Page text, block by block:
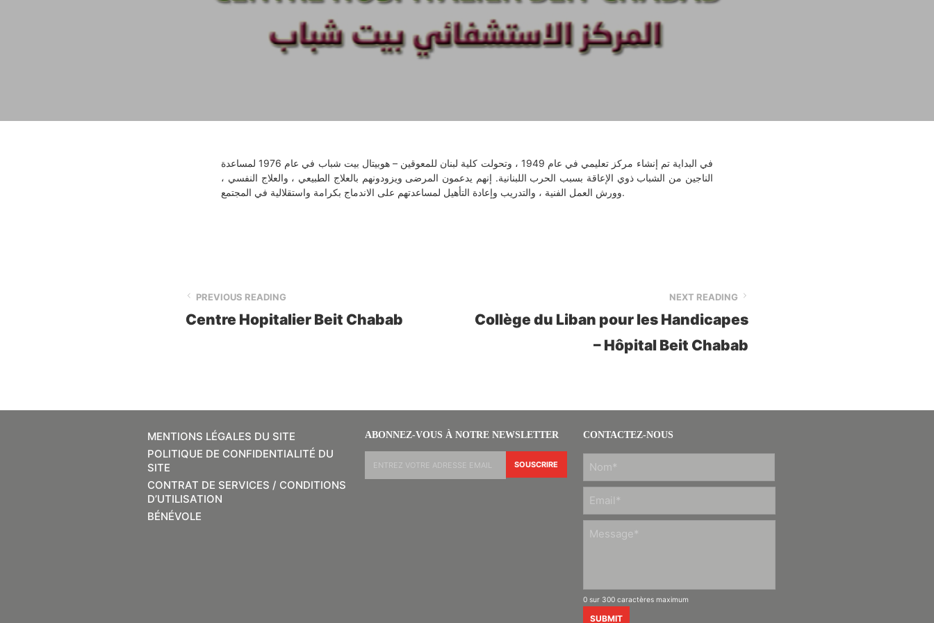
في البداية تم إنشاء مركز تعليمي في عام 1949 ، وتحولت كلية لبنان للمعوقين – هوبيتال بيت شباب في عام 1976 لمساعدة
الناجين من الشباب ذوي الإعاقة بسبب الحرب اللبنانية. إنهم يدعمون المرضى ويزودونهم بالعلاج الطبيعي ، والعلاج النفسي ،
وورش العمل الفنية ، والتدريب وإعادة التأهيل لمساعدتهم على الاندماج بكرامة واستقلالية في المجتمع.
PREVIOUS READING
Centre Hopitalier Beit Chabab
NEXT READING
Collège du Liban pour les Handicapes
– Hôpital Beit Chabab
MENTIONS LÉGALES DU SITE
POLITIQUE DE CONFIDENTIALITÉ DU
SITE
CONTRAT DE SERVICES / CONDITIONS
D’UTILISATION
BÉNÉVOLE
ABONNEZ-VOUS À NOTRE NEWSLETTER CONTACTEZ-NOUS
PRÉNOM
0 sur 300 caractères maximum